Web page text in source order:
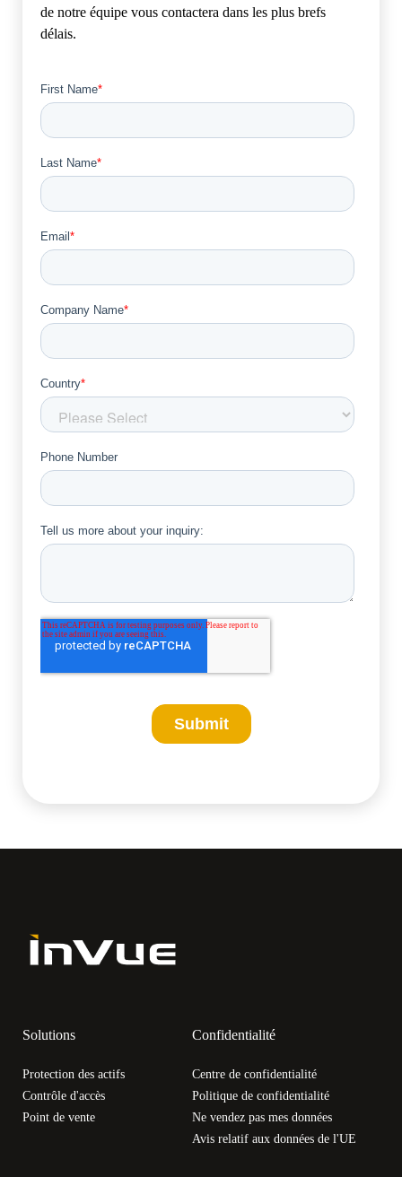
de notre équipe vous contactera dans les plus brefs
délais.
Solutions
Protection des actifs
Contrôle d'accès
Point de vente
Confidentialité
Centre de confidentialité
Politique de confidentialité
Ne vendez pas mes données
Avis relatif aux données de l'UE